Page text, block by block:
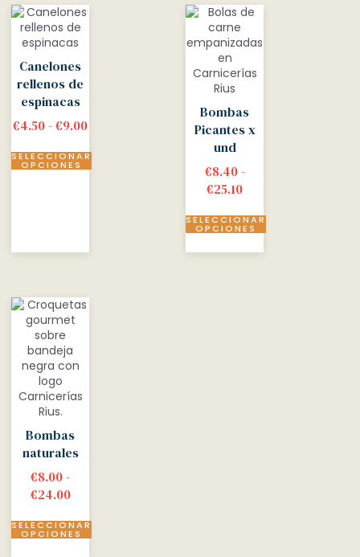
Canelones
rellenos de
espinacas
€4.50-€9.00
SELECCIONAR
OPCIONES
Bombas
Picantes x
und
€8.40-
€25.10
SELECCIONAR
OPCIONES
Bombas
naturales
€8.00-
€24.00
SELECCIONAR
OPCIONES